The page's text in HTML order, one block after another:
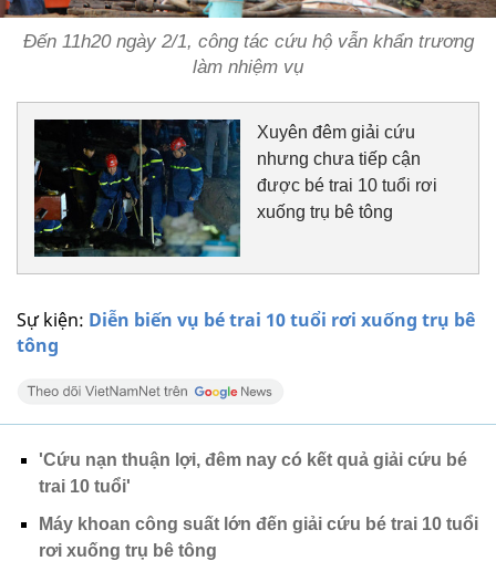
Sự kiện: Diễn biến vụ bé trai 10 tuổi rơi xuống trụ bê
tông
Đến 11h20 ngày 2/1, công tác cứu hộ vẫn khẩn trương
làm nhiệm vụ
Xuyên đêm giải cứu
nhưng chưa tiếp cận
được bé trai 10 tuổi rơi
xuống trụ bê tông
'Cứu nạn thuận lợi, đêm nay có kết quả giải cứu bé
trai 10 tuổi'
Máy khoan công suất lớn đến giải cứu bé trai 10 tuổi
rơi xuống trụ bê tông